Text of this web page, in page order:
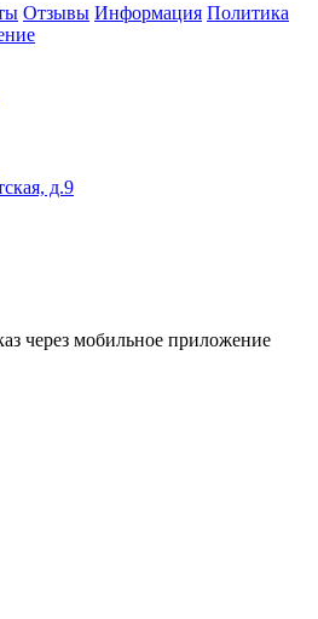
Отзывы Информация Политика
д.9
через мобильное приложение